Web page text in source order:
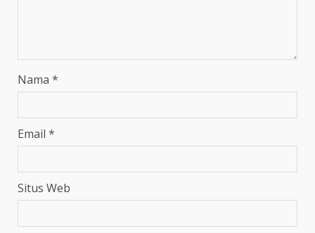
Nama *
Email *
Situs Web